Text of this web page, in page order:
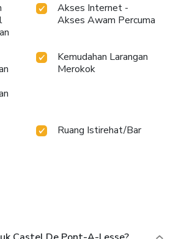
Akses Internet -
Akses Awam Percuma
Kemudahan Larangan
Merokok
Ruang Istirehat/Bar